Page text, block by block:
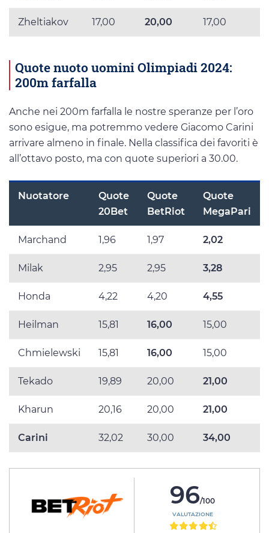
Zheltiakov 17,00 20,00 17,00
Quote nuoto uomini Olimpiadi 2024:
200m farfalla
Anche nei 200m farfalla le nostre speranze per l’oro
sono esigue, ma potremmo vedere Giacomo Carini
arrivare almeno in finale. Nella classifica dei favoriti è
all’ottavo posto, ma con quote superiori a 30.00.
Nuotatore
Quote
20Bet
Quote
BetRiot
Quote
MegaPari
Marchand 1,96 1,97 2,02
Milak 2,95 2,95 3,28
Honda 4,22 4,20 4,55
Heilman 15,81 16,00 15,00
Chmielewski 15,81 16,00 15,00
Tekado 19,89 20,00 21,00
Kharun 20,16 20,00 21,00
Carini 32,02 30,00 34,00
96/100
VALUTAZIONE